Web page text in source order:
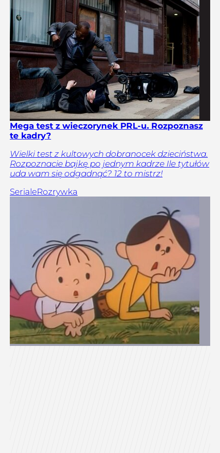
Mega test z wieczorynek PRL-u. Rozpoznasz
te kadry?
Wielki test z kultowych dobranocek dzieciństwa.
Rozpoznacie bajkę po jednym kadrze Ile tytułów
uda wam się odgadnąć? 12 to mistrz!
SerialeRozrywka